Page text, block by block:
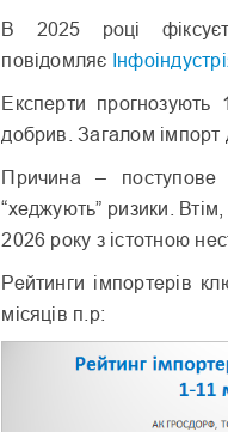
В 2025 році
повідомляє
Експерти прогнозують
добрив. Загалом імпорт
Причина – поступове
“хеджують” ризики.
2026 року з істотною
Рейтинги імпортерів
місяців п.р: